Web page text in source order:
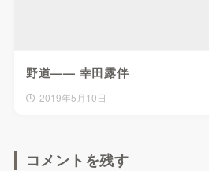
野道—— 幸田露伴
2019年5月10日
コメントを残す